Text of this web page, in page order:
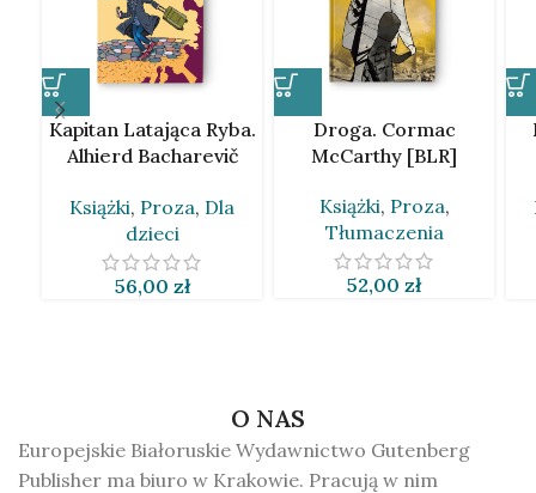
Kapitan Latająca Ryba.
Alhierd Bacharevič
Książki, Proza, Dla
dzieci
56,00 zł
Droga. Cormac
McCarthy [BLR]
Książki, Proza,
Tłumaczenia
52,00 zł
O NAS
Europejskie Białoruskie Wydawnictwo Gutenberg
Publisher ma biuro w Krakowie. Pracują w nim